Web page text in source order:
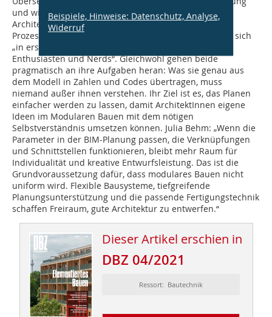
und wissen, dass kaum ein Architektenkollege/eine
Architektenkollegin die gleiche Zeit für diese
Prozessaufgaben aufwenden würde. Sie selbst sehen sich
„in erster Linie als Architekten. Und dann als BIM-
Enthusiasten und Nerds“. Gleichwohl gehen beide
pragmatisch an ihre Aufgaben heran: Was sie genau aus
dem Modell in Zahlen und Codes übertragen, muss
niemand außer ihnen verstehen. Ihr Ziel ist es, das Planen
einfacher werden zu lassen, damit ArchitektInnen eigene
Ideen im Modularen Bauen mit dem nötigen
Selbstverständnis umsetzen können. Julia Behm: „Wenn die
Parameter in der BIM-Planung passen, die Verknüpfungen
und Schnittstellen funktionieren, bleibt mehr Raum für
Individualität und krea­tive Entwurfsleistung. Das ist die
Grundvoraussetzung dafür, dass modulares Bauen nicht
uniform wird. Flexible Bausysteme, tiefgreifende
Planungsunterstützung und die passende Fertigungstechnik
schaffen Freiraum, gute Architektur zu entwerfen.“
Dieser Artikel erschien in
DBZ 04/2021
Ressort: Bautechnik
Beispiele, Hinweise: Datenschutz, Analyse,
Widerruf